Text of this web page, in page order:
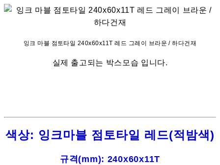
잉크 마블 점토타일 240x60x11T 레드 그레이 브라운 / 하다건재
실제 출고되는 박스모습 입니다.
색상: 잉크마블 점토타일 레드(적밤색)
규격(mm): 240x60x11T